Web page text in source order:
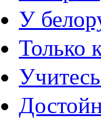
У
Только